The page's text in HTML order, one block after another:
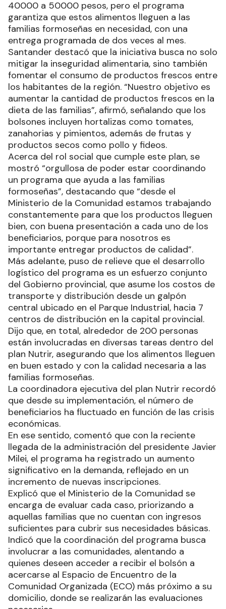
40000 a 50000 pesos, pero el programa
garantiza que estos alimentos lleguen a las
familias formoseñas en necesidad, con una
entrega programada de dos veces al mes.
Santander destacó que la iniciativa busca no solo
mitigar la inseguridad alimentaria, sino también
fomentar el consumo de productos frescos entre
los habitantes de la región. “Nuestro objetivo es
aumentar la cantidad de productos frescos en la
dieta de las familias”, afirmó, señalando que los
bolsones incluyen hortalizas como tomates,
zanahorias y pimientos, además de frutas y
productos secos como pollo y fideos.
Acerca del rol social que cumple este plan, se
mostró “orgullosa de poder estar coordinando
un programa que ayuda a las familias
formoseñas”, destacando que “desde el
Ministerio de la Comunidad estamos trabajando
constantemente para que los productos lleguen
bien, con buena presentación a cada uno de los
beneficiarios, porque para nosotros es
importante entregar productos de calidad”.
Más adelante, puso de relieve que el desarrollo
logístico del programa es un esfuerzo conjunto
del Gobierno provincial, que asume los costos de
transporte y distribución desde un galpón
central ubicado en el Parque Industrial, hacia 7
centros de distribución en la capital provincial.
Dijo que, en total, alrededor de 200 personas
están involucradas en diversas tareas dentro del
plan Nutrir, asegurando que los alimentos lleguen
en buen estado y con la calidad necesaria a las
familias formoseñas.
La coordinadora ejecutiva del plan Nutrir recordó
que desde su implementación, el número de
beneficiarios ha fluctuado en función de las crisis
económicas.
En ese sentido, comentó que con la reciente
llegada de la administración del presidente Javier
Milei, el programa ha registrado un aumento
significativo en la demanda, reflejado en un
incremento de nuevas inscripciones.
Explicó que el Ministerio de la Comunidad se
encarga de evaluar cada caso, priorizando a
aquellas familias que no cuentan con ingresos
suficientes para cubrir sus necesidades básicas.
Indicó que la coordinación del programa busca
involucrar a las comunidades, alentando a
quienes deseen acceder a recibir el bolsón a
acercarse al Espacio de Encuentro de la
Comunidad Organizada (ECO) más próximo a su
domicilio, donde se realizarán las evaluaciones